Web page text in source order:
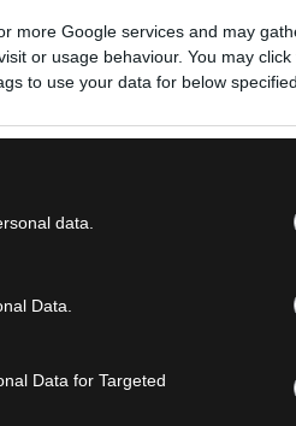
more Google services and may
or usage behaviour. You may
to use your data for below
data.
Data.
Data for Targeted
κεντρικού χορηγού, τον
δραστηριοποιείται στην
ζώων. Αναλυτικά η
Η ΠΑΕ Παναθηναϊκός